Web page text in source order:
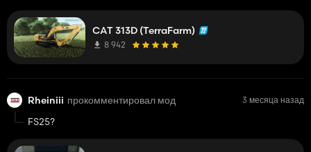
CAT 313D (TerraFarm)
8 942
Rheiniii прокомментировал мод 3 месяца назад
FS25?